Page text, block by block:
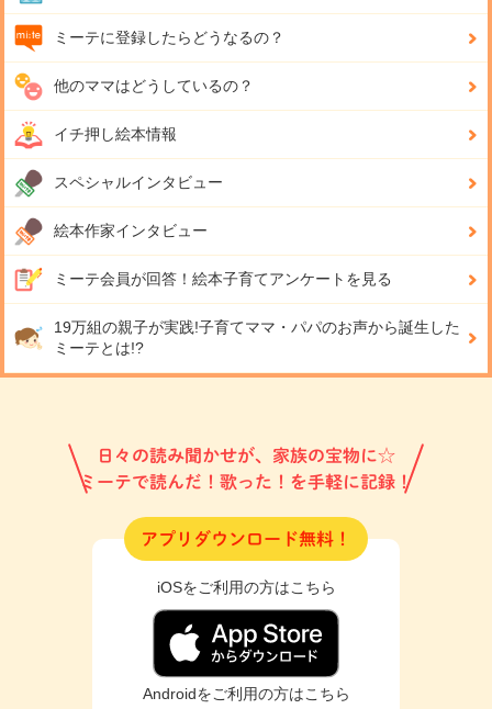
ミーテに登録したらどうなるの？
他のママはどうしているの？
イチ押し絵本情報
スペシャルインタビュー
絵本作家インタビュー
ミーテ会員が回答！ 絵本子育てアンケートを見る
19万組の親子が実践!子育てママ・パパのお声から誕生した
ミーテとは!?
日々の読み聞かせが、家族の宝物に☆
ミーテで読んだ！歌った！を手軽に記録！
アプリダウンロード無料！
iOSをご利用の方はこちら
Androidをご利用の方はこちら